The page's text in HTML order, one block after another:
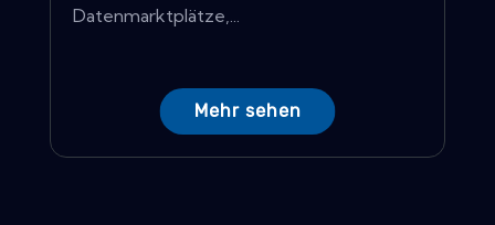
Datenmarktplätze,...
Mehr sehen